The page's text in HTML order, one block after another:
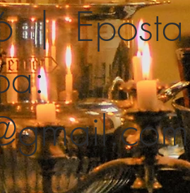
| Eposta